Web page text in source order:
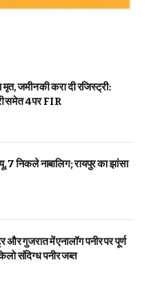
मृत, जमीन की करा दी रजिस्ट्री:
समेत 4 पर FIR
7 निकले नाबालिग; रायपुर का झांसा
और गुजरात में एनालॉग पनीर पर पूर्ण
संदिग्ध पनीर जब्त